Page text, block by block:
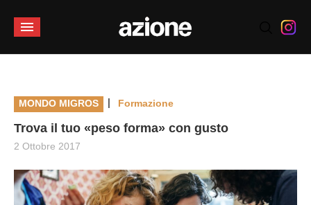
MONDO MIGROS | Formazione
Trova il tuo «peso forma» con gusto
2 Ottobre 2017